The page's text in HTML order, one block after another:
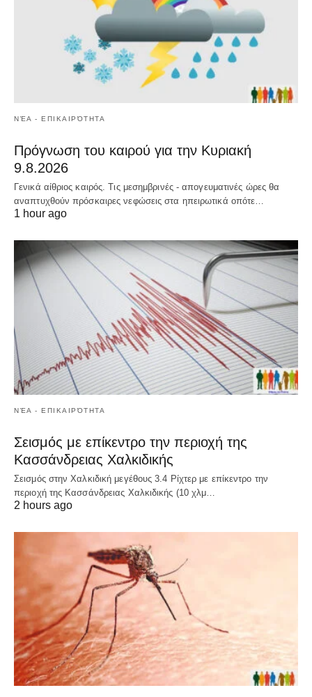
ΝΈΑ - ΕΠΙΚΑΙΡΌΤΗΤΑ
Πρόγνωση του καιρού για την Κυριακή
9.8.2026
Γενικά αίθριος καιρός. Τις μεσημβρινές - απογευματινές ώρες θα
αναπτυχθούν πρόσκαιρες νεφώσεις στα ηπειρωτικά οπότε…
1 hour ago
ΝΈΑ - ΕΠΙΚΑΙΡΌΤΗΤΑ
Σεισμός με επίκεντρο την περιοχή της
Κασσάνδρειας Χαλκιδικής
Σεισμός στην Χαλκιδική μεγέθους 3.4 Ρίχτερ με επίκεντρο την
περιοχή της Κασσάνδρειας Χαλκιδικής (10 χλμ…
2 hours ago